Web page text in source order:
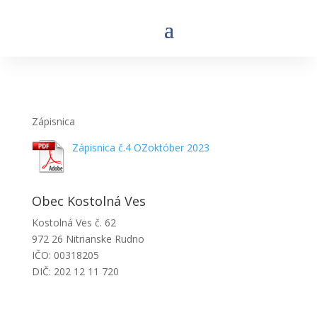
Zápisnica
Zápisnica č.4 OZoktóber 2023
Obec Kostolná Ves
Kostolná Ves č. 62
972 26 Nitrianske Rudno
IČO: 00318205
DIČ: 202 12 11 720